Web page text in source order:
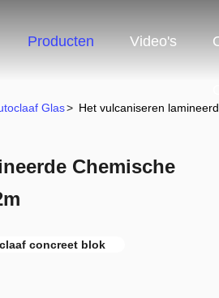
Producten Video's
Glas> Het vulcaniseren
Chemische
concreet blok